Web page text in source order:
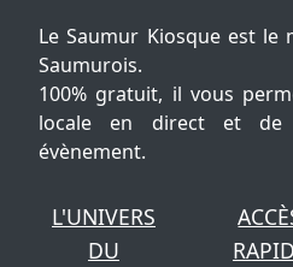
Le Saumur Kiosque est le
Saumurois.
100% gratuit, il vous
locale en direct et de
évènement.
L'UNIVERS
DU